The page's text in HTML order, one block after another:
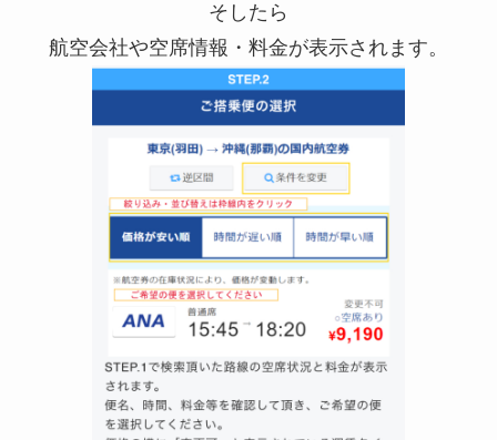
そしたら
航空会社や空席情報・料金が表示されます。